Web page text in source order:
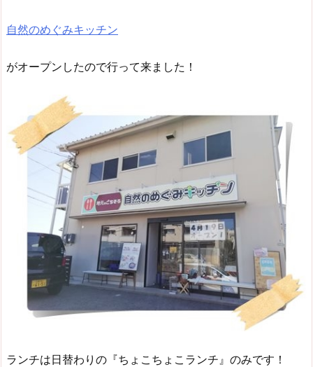
自然のめぐみキッチン
がオープンしたので行って来ました！
ランチは日替わりの『ちょこちょこランチ』のみです！